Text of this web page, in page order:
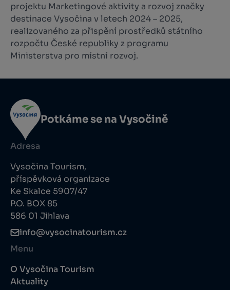
projektu Marketingové aktivity a rozvoj značky
destinace Vysočina v letech 2024 – 2025,
realizovaného za přispění prostředků státního
rozpočtu České republiky z programu
Ministerstva pro místní rozvoj.
Potkáme se na Vysočině
Adresa
Vysočina Tourism,
příspěvková organizace
Ke Skalce 5907/47
P.O. BOX 85
586 01 Jihlava
info@vysocinatourism.cz
Menu
O Vysočina Tourism
Aktuality